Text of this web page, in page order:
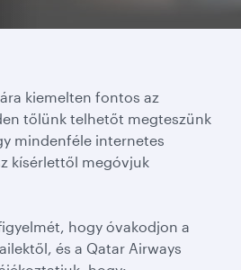
kiemelten fontos az
tőlünk telhetőt megteszünk
mindenféle internetes
kísérlettől megóvjuk
hogy óvakodjon a
és a Qatar Airways